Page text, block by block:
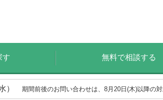
す 無料で相談する
） 期間前後のお問い合わせは、8月20日(木)以降の